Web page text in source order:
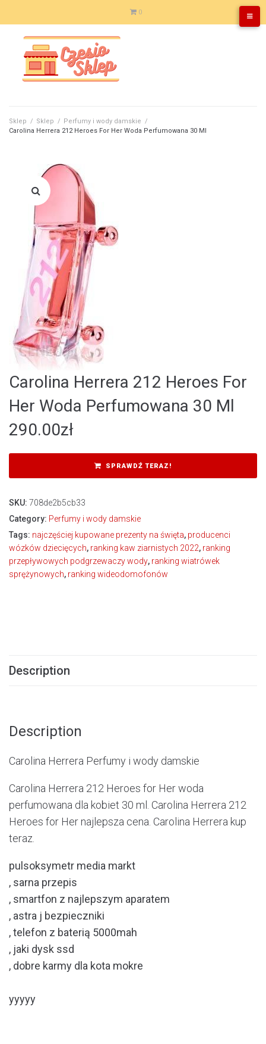
0
Sklep / Sklep / Perfumy i wody damskie /
Carolina Herrera 212 Heroes For Her Woda Perfumowana 30 Ml
Carolina Herrera 212 Heroes For
Her Woda Perfumowana 30 Ml
290.00zł
SPRAWDŹ TERAZ!
SKU: 708de2b5cb33
Category: Perfumy i wody damskie
Tags: najczęściej kupowane prezenty na święta, producenci
wózków dziecięcych, ranking kaw ziarnistych 2022, ranking
przepływowych podgrzewaczy wody, ranking wiatrówek
sprężynowych, ranking wideodomofonów
Description
Description
Carolina Herrera Perfumy i wody damskie
Carolina Herrera 212 Heroes for Her woda
perfumowana dla kobiet 30 ml. Carolina Herrera 212
Heroes for Her najlepsza cena. Carolina Herrera kup
teraz.
pulsoksymetr media markt
, sarna przepis
, smartfon z najlepszym aparatem
, astra j bezpieczniki
, telefon z baterią 5000mah
, jaki dysk ssd
, dobre karmy dla kota mokre
yyyyy